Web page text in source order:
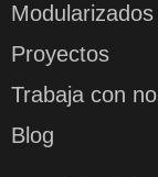
Modularizados
Proyectos
Trabaja con
Blog